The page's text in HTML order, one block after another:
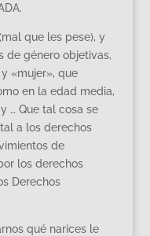
que les pese), y
de género objetivas,
«mujer», que
en la edad media,
… Que tal cosa se
a los derechos
de
los derechos
Derechos
qué narices le